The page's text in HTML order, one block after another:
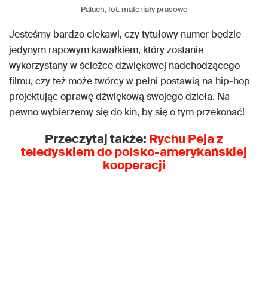
Paluch, fot. materiały prasowe
Jesteśmy bardzo ciekawi, czy tytułowy numer będzie
jedynym rapowym kawałkiem, który zostanie
wykorzystany w ścieżce dźwiękowej nadchodzącego
filmu, czy też może twórcy w pełni postawią na hip-hop
projektując oprawę dźwiękową swojego dzieła. Na
pewno wybierzemy się do kin, by się o tym przekonać!
Przeczytaj także: Rychu Peja z
teledyskiem do polsko-amerykańskiej
kooperacji